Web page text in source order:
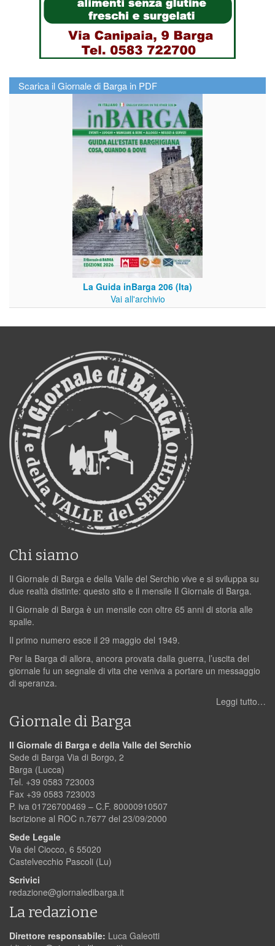
Scarica il Giornale di Barga in PDF
La Guida inBarga 206 (Ita)
Vai all'archivio
Chi siamo
Il Giornale di Barga e della Valle del Serchio vive e si sviluppa su
due realtà distinte: questo sito e il mensile Il Giornale di Barga.
Il Giornale di Barga è un mensile con oltre 65 anni di storia alle
spalle.
Il primo numero esce il 29 maggio del 1949.
Per la Barga di allora, ancora provata dalla guerra, l’uscita del
giornale fu un segnale di vita che veniva a portare un messaggio
di speranza.
Leggi tutto…
Giornale di Barga
Il Giornale di Barga e della Valle del Serchio
Sede di Barga Via di Borgo, 2
Barga (Lucca)
Tel. +39 0583 723003
Fax +39 0583 723003
P. iva 01726700469 – C.F. 80000910507
Iscrizione al ROC n.7677 del 23/09/2000
Sede Legale
Via del Ciocco, 6 55020
Castelvecchio Pascoli (Lu)
Scrivici
redazione@giornaledibarga.it
La redazione
Direttore responsabile: Luca Galeotti